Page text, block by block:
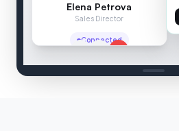
Elena Petrova
Sales Director
Connected
SEAMEET — LIVE TRANSCRIPTION
2 speakers